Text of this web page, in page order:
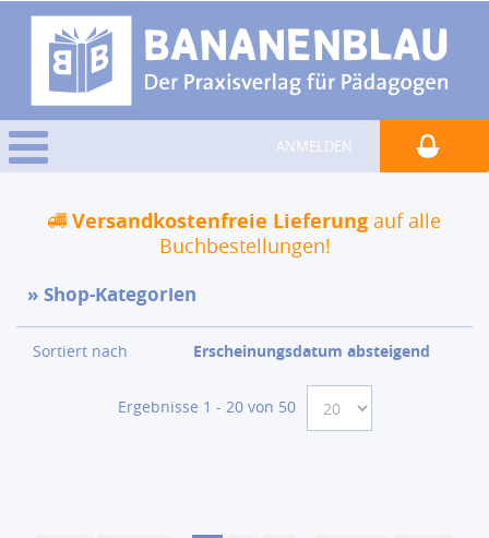
ANMELDEN
Versandkostenfreie Lieferung auf alle
Buchbestellungen!
Shop-Kategorien
Sortiert nach Erscheinungsdatum absteigend
Ergebnisse 1 - 20 von 50